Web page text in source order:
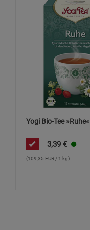
Yogi Bio-Tee »Ruhe«
3,39 €
(109,35 EUR / 1 kg)